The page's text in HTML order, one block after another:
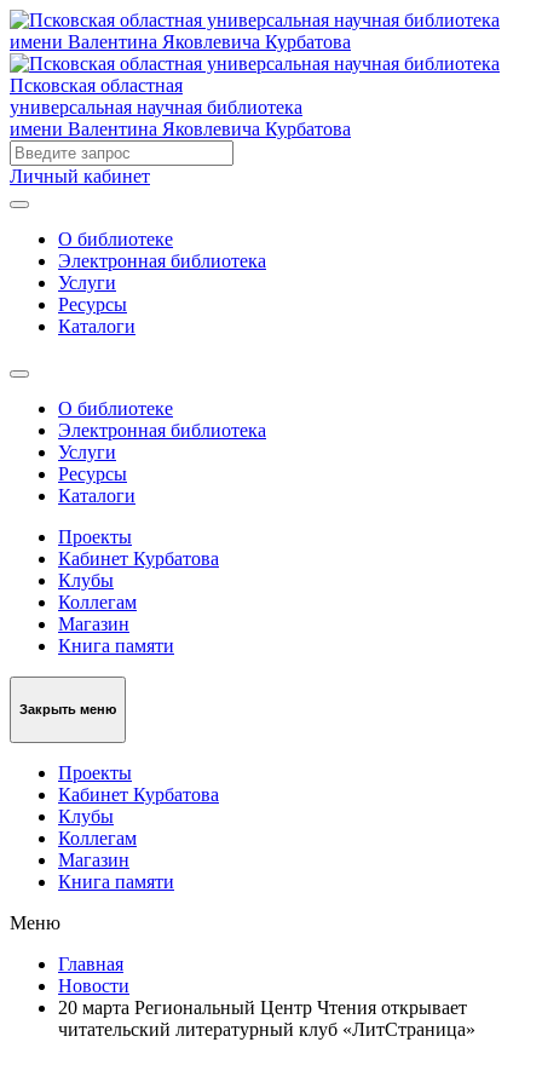
Псковская областная
универсальная научная библиотека
имени Валентина Яковлевича Курбатова
Личный кабинет
О библиотеке
Электронная библиотека
Услуги
Ресурсы
Каталоги
О библиотеке
Электронная библиотека
Услуги
Ресурсы
Каталоги
Проекты
Кабинет Курбатова
Клубы
Коллегам
Магазин
Книга памяти
Закрыть меню
Проекты
Кабинет Курбатова
Клубы
Коллегам
Магазин
Книга памяти
Меню
Главная
Новости
20 марта Региональный Центр Чтения открывает
читательский литературный клуб «ЛитСтраница»